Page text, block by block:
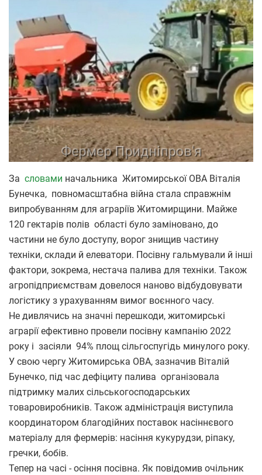
За словами начальника Житомирської ОВА Віталія
Бунечка, повномасштабна війна стала справжнім
випробуванням для аграріїв Житомирщини. Майже
120 гектарів полів області було заміновано, до
частини не було доступу, ворог знищив частину
техніки, склади й елеватори. Посівну гальмували й інші
фактори, зокрема, нестача палива для техніки. Також
агропідприємствам довелося наново відбудовувати
логістику з урахуванням вимог воєнного часу.
Не дивлячись на значні перешкоди, житомирські
аграрії ефективно провели посівну кампанію 2022
року і засіяли 94% площ сільгоспугідь минулого року.
У свою чергу Житомирська ОВА, зазначив Віталій
Бунечко, під час дефіциту палива організовала
підтримку малих сільськогосподарських
товаровиробників. Також адміністрація виступила
координатором благодійних поставок насіннєвого
матеріалу для фермерів: насіння кукурудзи, ріпаку,
гречки, бобів.
Тепер на часі - осіння посівна. Як повідомив очільник